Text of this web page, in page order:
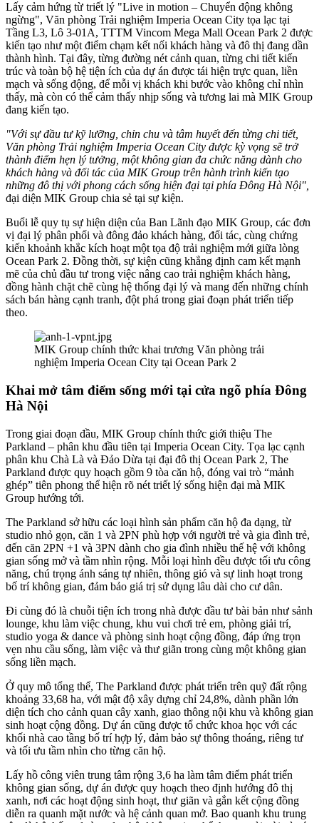
Lấy cảm hứng từ triết lý "Live in motion – Chuyển động không
ngừng", Văn phòng Trải nghiệm Imperia Ocean City tọa lạc tại
Tầng L3, Lô 3-01A, TTTM Vincom Mega Mall Ocean Park 2 được
kiến tạo như một điểm chạm kết nối khách hàng và đô thị đang dần
thành hình. Tại đây, từng đường nét cảnh quan, từng chi tiết kiến
trúc và toàn bộ hệ tiện ích của dự án được tái hiện trực quan, liền
mạch và sống động, để mỗi vị khách khi bước vào không chỉ nhìn
thấy, mà còn có thể cảm thấy nhịp sống và tương lai mà MIK Group
đang kiến tạo.
"Với sự đầu tư kỹ lưỡng, chỉn chu và tâm huyết đến từng chi tiết,
Văn phòng Trải nghiệm Imperia Ocean City được kỳ vọng sẽ trở
thành điểm hẹn lý tưởng, một không gian đa chức năng dành cho
khách hàng và đối tác của MIK Group trên hành trình kiến tạo
những đô thị với phong cách sống hiện đại tại phía Đông Hà Nội",
đại diện MIK Group chia sẻ tại sự kiện.
Buổi lễ quy tụ sự hiện diện của Ban Lãnh đạo MIK Group, các đơn
vị đại lý phân phối và đông đảo khách hàng, đối tác, cùng chứng
kiến khoảnh khắc kích hoạt một tọa độ trải nghiệm mới giữa lòng
Ocean Park 2. Đồng thời, sự kiện cũng khẳng định cam kết mạnh
mẽ của chủ đầu tư trong việc nâng cao trải nghiệm khách hàng,
đồng hành chặt chẽ cùng hệ thống đại lý và mang đến những chính
sách bán hàng cạnh tranh, đột phá trong giai đoạn phát triển tiếp
theo.
MIK Group chính thức khai trương Văn phòng trải
nghiệm Imperia Ocean City tại Ocean Park 2
Khai mở tâm điểm sống mới tại cửa ngõ phía Đông
Hà Nội
Trong giai đoạn đầu, MIK Group chính thức giới thiệu The
Parkland – phân khu đầu tiên tại Imperia Ocean City. Tọa lạc cạnh
phân khu Chà Là và Đảo Dừa tại đại đô thị Ocean Park 2, The
Parkland được quy hoạch gồm 9 tòa căn hộ, đóng vai trò “mảnh
ghép” tiên phong thể hiện rõ nét triết lý sống hiện đại mà MIK
Group hướng tới.
The Parkland sở hữu các loại hình sản phẩm căn hộ đa dạng, từ
studio nhỏ gọn, căn 1 và 2PN phù hợp với người trẻ và gia đình trẻ,
đến căn 2PN +1 và 3PN dành cho gia đình nhiều thế hệ với không
gian sống mở và tầm nhìn rộng. Mỗi loại hình đều được tối ưu công
năng, chú trọng ánh sáng tự nhiên, thông gió và sự linh hoạt trong
bố trí không gian, đảm bảo giá trị sử dụng lâu dài cho cư dân.
Đi cùng đó là chuỗi tiện ích trong nhà được đầu tư bài bản như sảnh
lounge, khu làm việc chung, khu vui chơi trẻ em, phòng giải trí,
studio yoga & dance và phòng sinh hoạt cộng đồng, đáp ứng trọn
vẹn nhu cầu sống, làm việc và thư giãn trong cùng một không gian
sống liền mạch.
Ở quy mô tổng thể, The Parkland được phát triển trên quỹ đất rộng
khoảng 33,68 ha, với mật độ xây dựng chỉ 24,8%, dành phần lớn
diện tích cho cảnh quan cây xanh, giao thông nội khu và không gian
sinh hoạt cộng đồng. Dự án cũng được tổ chức khoa học với các
khối nhà cao tầng bố trí hợp lý, đảm bảo sự thông thoáng, riêng tư
và tối ưu tầm nhìn cho từng căn hộ.
Lấy hồ công viên trung tâm rộng 3,6 ha làm tâm điểm phát triển
không gian sống, dự án được quy hoạch theo định hướng đô thị
xanh, nơi các hoạt động sinh hoạt, thư giãn và gắn kết cộng đồng
diễn ra quanh mặt nước và hệ cảnh quan mở. Bao quanh khu trung